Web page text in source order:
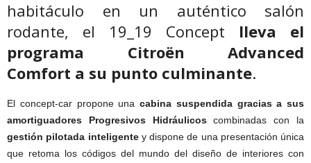
habitáculo en un auténtico salón
rodante, el 19_19 Concept lleva el
programa Citroën Advanced
Comfort a su punto culminante.
El concept-car propone una cabina suspendida gracias a sus
amortiguadores Progresivos Hidráulicoscombinadas con la
gestión pilotada inteligentey dispone de una presentación única
que retoma los códigos del mundo del diseño de interiores con